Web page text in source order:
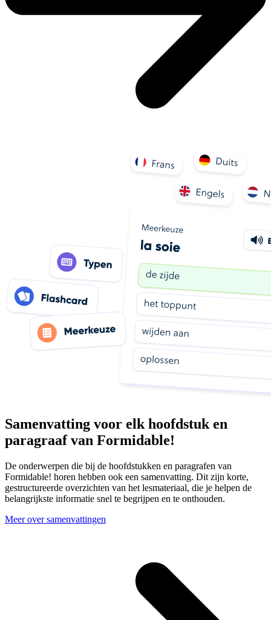
Samenvatting voor elk hoofdstuk en
paragraaf van Formidable!
De onderwerpen die bij de hoofdstukken en paragrafen van
Formidable! horen hebben ook een samenvatting. Dit zijn korte,
gestructureerde overzichten van het lesmateriaal, die je helpen de
belangrijkste informatie snel te begrijpen en te onthouden.
Meer over samenvattingen